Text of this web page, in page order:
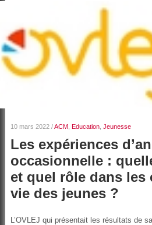
10 mars 2022/ACM, Education, Jeunesse
Les expériences
occasionnelle :
et quel rôle dans les
vie des jeunes ?
L’OVLEJ qui présentait les résultats de